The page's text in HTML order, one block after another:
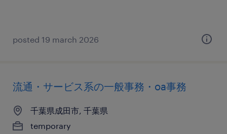
posted 19 march 2026
流通・サービス系の一般事務・oa事務
千葉県成田市, 千葉県
temporary